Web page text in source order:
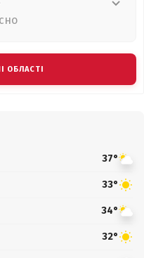
ОБЛАСТІ
37°
33°
34°
32°